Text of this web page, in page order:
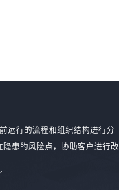
运行的流程和组织结构进行分
患的风险点，协助客户进行改